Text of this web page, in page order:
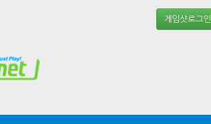
게임샷로그인